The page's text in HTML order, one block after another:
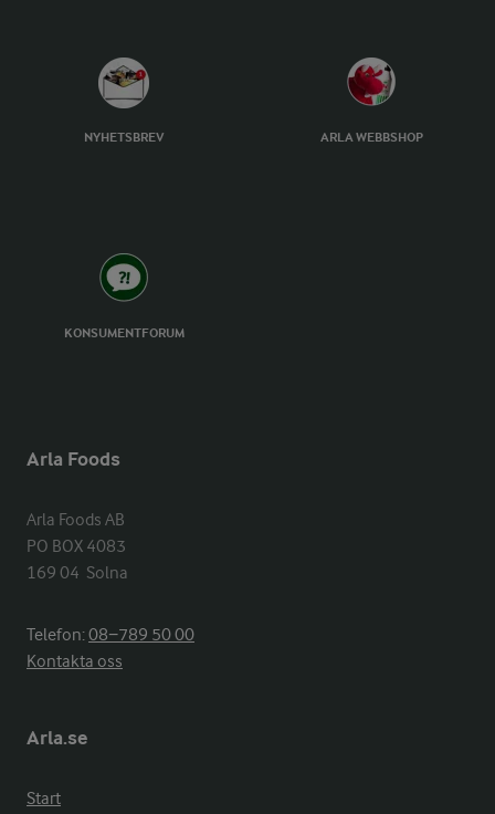
NYHETSBREV ARLA WEBBSHOP
KONSUMENTFORUM
Arla Foods
Arla Foods AB
PO BOX 4083
169 04  Solna
Telefon:08−789 50 00
Kontakta oss
Arla.se
Start